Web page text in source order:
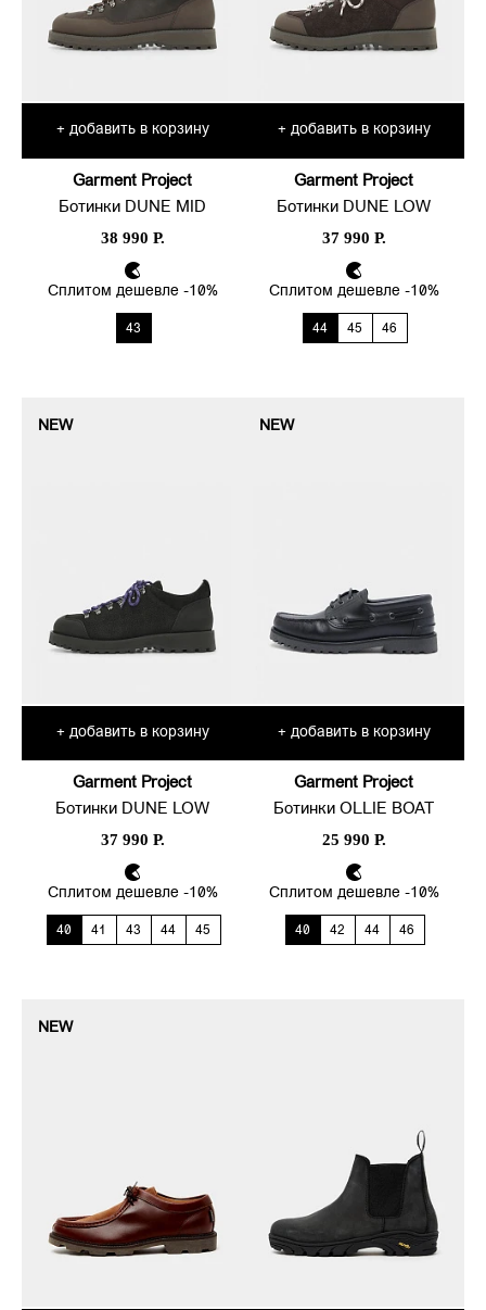
+ добавить в корзину
Garment Project
Ботинки DUNE MID
38 990 Р.
Сплитом дешевле -10%
43
+ добавить в корзину
Garment Project
Ботинки DUNE LOW
37 990 Р.
Сплитом дешевле -10%
44 45 46
NEW
+ добавить в корзину
Garment Project
Ботинки DUNE LOW
37 990 Р.
Сплитом дешевле -10%
40 41 43 44 45
NEW
+ добавить в корзину
Garment Project
Ботинки OLLIE BOAT
25 990 Р.
Сплитом дешевле -10%
40 42 44 46
NEW